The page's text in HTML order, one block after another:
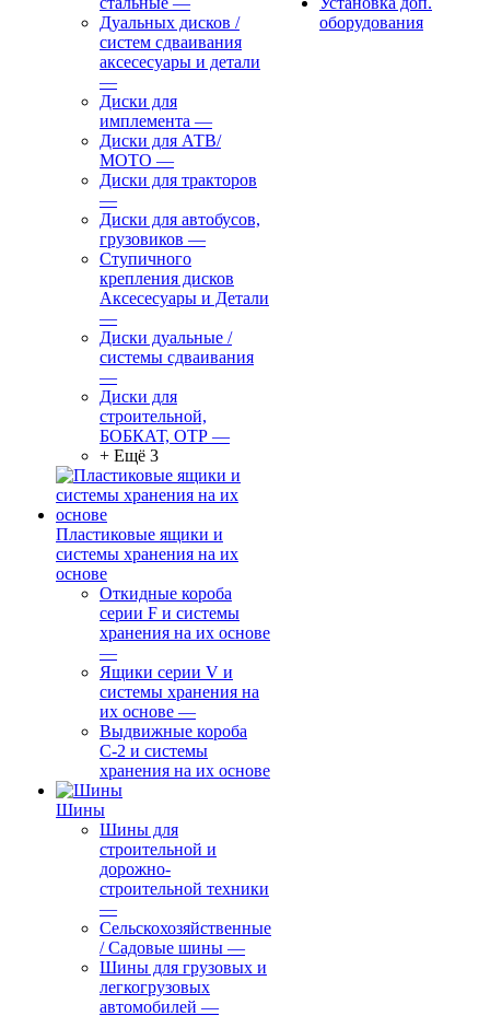
Дуальных дисков /
систем сдваивания
аксесесуары и детали
—
Диски для
имплемента —
Диски для АТВ/
МОТО —
Диски для тракторов
—
Диски для автобусов,
грузовиков —
Ступичного
крепления дисков
Аксесесуары и Детали
—
Диски дуальные /
системы сдваивания
—
Диски для
строительной,
БОБКАТ, ОТР —
+ Ещё 3
Пластиковые ящики и
системы хранения на их
основе
Откидные короба
серии F и системы
хранения на их основе
—
Ящики серии V и
системы хранения на
их основе —
Выдвижные короба
С-2 и системы
хранения на их основе
Шины
Шины для
строительной и
дорожно-
строительной техники
—
Сельскохозяйственные
/ Садовые шины —
Шины для грузовых и
легкогрузовых
автомобилей —
оборудования